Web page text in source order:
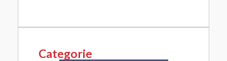
Categorie